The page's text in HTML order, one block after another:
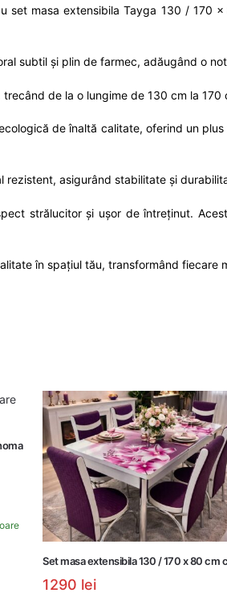
masa extensibila Tayga 130 / 170
subtil și plin de farmec, adăugând o
de la o lungime de 130 cm la
de înaltă calitate, oferind un
rezistent, asigurând stabilitate și
strălucitor și ușor de întreținut.
în spațiul tău, transformând
Set masa extensibila 130 / 170 x 80 cm
1290 lei